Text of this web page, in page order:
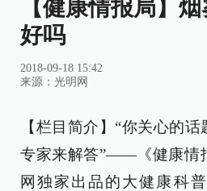
【健康情报局】
好吗
2018-09-18 15:42
来源：光明网
【栏目简介】“你关心的
专家来解答”——《健康情
网独家出品的大健康科